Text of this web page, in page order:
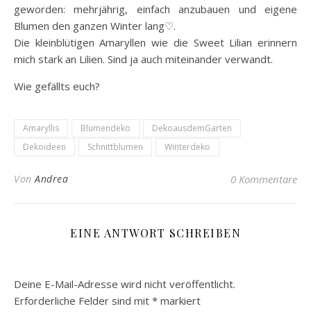
geworden: mehrjährig, einfach anzubauen und eigene
Blumen den ganzen Winter lang♡.
Die kleinblütigen Amaryllen wie die Sweet Lilian erinnern
mich stark an Lilien. Sind ja auch miteinander verwandt.
Wie gefällts euch?
Amaryllis Blumendeko
DekoausdemGarten
Dekoideen
Schnittblumen Winterdeko
VonAndrea 0 Kommentare
EINE ANTWORT SCHREIBEN
Deine E-Mail-Adresse wird nicht veröffentlicht.
Erforderliche Felder sind mit * markiert